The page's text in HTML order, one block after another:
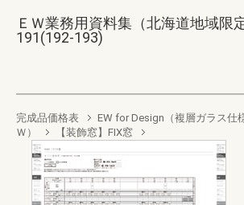
ＥＷ業務用資料集（北海道地域限
191(192-193)
完成品価格表
EW for Design（複層ガラス仕
Ｗ）
【装飾窓】FIX窓